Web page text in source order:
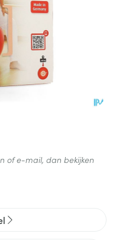
of e-mail, dan bekijken